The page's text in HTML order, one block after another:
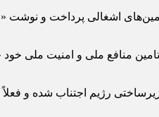
اشغالی پرداخت و
سازمان ملل متحد انجام داده و ایران برای تامین
رژیم اجتناب شده و